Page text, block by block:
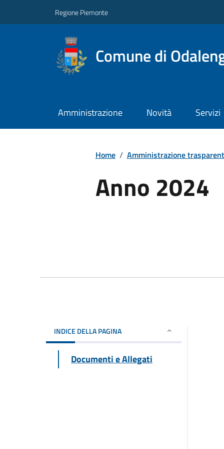
Regione Piemonte
Comune di
Amministrazione Novità Servizi
Home / Amministrazione
Anno 2024
INDICE DELLA PAGINA
Documenti e Allegati